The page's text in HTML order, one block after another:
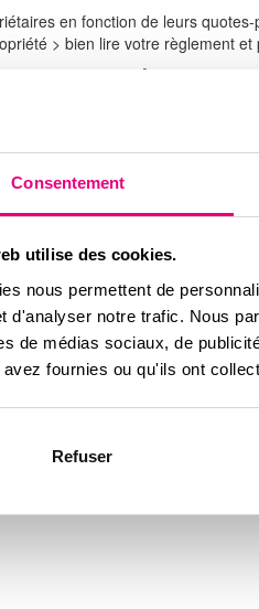
Consentement
utilise des cookies.
nous permettent de
d'analyser notre trafic. Nous
de médias sociaux, de
fournies ou qu'ils ont
Refuser
en fonction de leurs
> bien lire votre règlement
travaux votés en
à la réserve d’argent
un minimum de 5 % du budget
lot et non au copropriétaire
?
Ces charges